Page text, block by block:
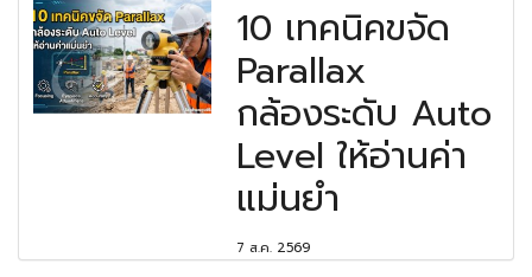
10 เทคนิคขจัด
Parallax
กล้องระดับ Auto
Level ให้อ่านค่า
แม่นยำ
7 ส.ค. 2569